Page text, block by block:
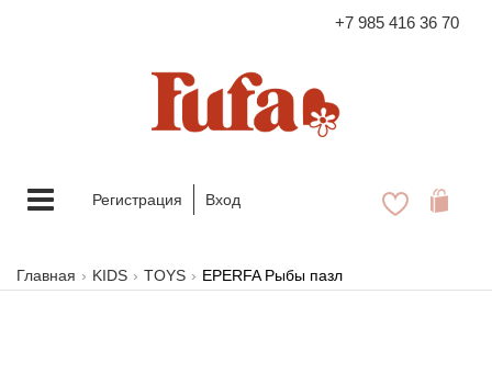
+7 985 416 36 70
FASHION FAMILY STORE
Меню Регистрация Вход
Главная KIDS TOYS EPERFA Рыбы пазл